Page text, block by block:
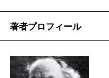
著者プロフィール